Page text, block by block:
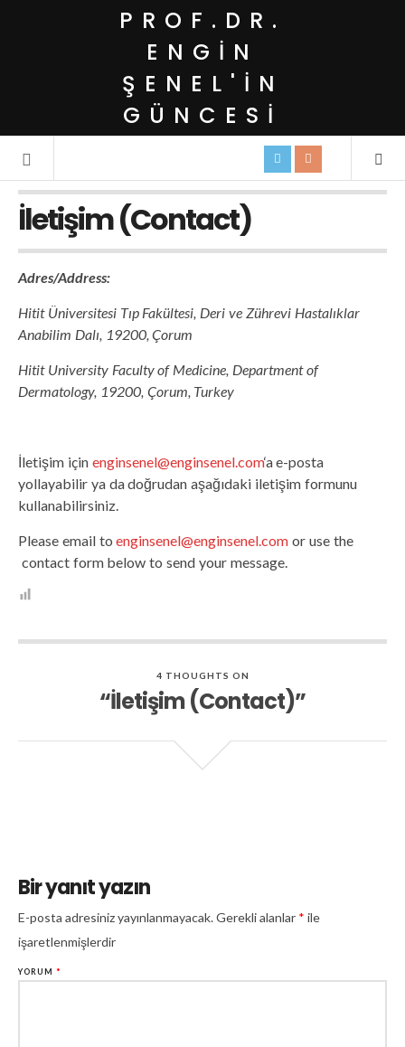
PROF.DR.
ENGIN
ŞENEL'IN
GÜNCESI
İletişim (Contact)
Adres/Address:
Hitit Üniversitesi Tıp Fakültesi, Deri ve Zührevi Hastalıklar
Anabilim Dalı, 19200, Çorum
Hitit University Faculty of Medicine, Department of
Dermatology, 19200, Çorum, Turkey
İletişim için enginsenel@enginsenel.com‘a e-posta
yollayabilir ya da doğrudan aşağıdaki iletişim formunu
kullanabilirsiniz.
Please email toenginsenel@enginsenel.com or use the
contact form below to send your message.
4 THOUGHTS ON
“İletişim (Contact)”
Bir yanıt yazın
E-posta adresiniz yayınlanmayacak.Gerekli alanlar * ile
işaretlenmişlerdir
YORUM *